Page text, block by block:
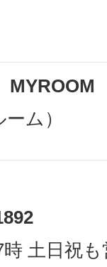
ム）
土日祝も